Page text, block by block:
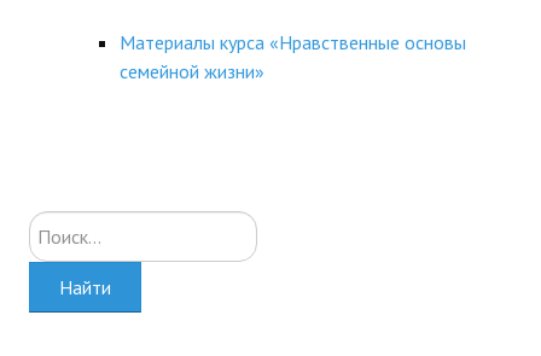
Материалы курса «Нравственные основы
семейной жизни»
Искать...
Найти